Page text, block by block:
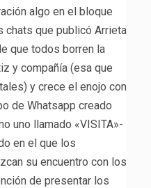
algo en el bloque
chats que publicó Arrieta
que todos borren la
y compañía (esa que
y crece el enojo con
de Whatsapp creado
uno llamado «VISITA»-
en el que los
su encuentro con los
de presentar los